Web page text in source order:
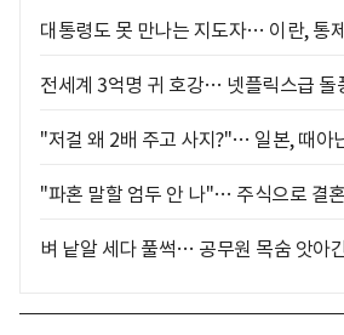
대통령도 못 만나는 지도자… 이란, 통
전세계 3억명 귀 호강… 넷플릭스급 돌
"저걸 왜 2배 주고 사지?"… 일본, 때아
"파혼 말할 엄두 안 나"… 주식으로 결
벼 낱알 세다 풀썩… 공무원 목숨 앗아